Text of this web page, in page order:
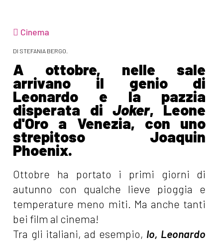
Cinema
DI STEFANIA BERGO.
A ottobre, nelle sale
arrivano il genio di
Leonardo e la pazzia
disperata di Joker, Leone
d'Oro a Venezia, con uno
strepitoso Joaquin
Phoenix.
Ottobre ha portato i primi giorni di
autunno con qualche lieve pioggia e
temperature meno miti. Ma anche tanti
bei film al cinema!
Tra gli italiani, ad esempio, Io, Leonardo